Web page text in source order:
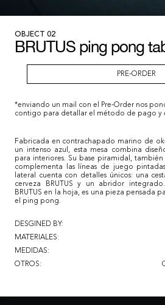
OBJECT 02
BRUTUS ping pong
PRE-ORDER
*enviando un mail con el Pre-Order nos
contigo para detallar el método de pago y
Fabricada en contrachapado marino de
un intenso azul, esta mesa combina
para interiores. Su base piramidal,
complementa las líneas de juego
lateral cuenta con detalles únicos: una
cerveza BRUTUS y un abridor
BRUTUS en la hoja, es una pieza pensada
el ping pong.
DESGINED BY:
MATERIALES:
MEDIDAS:
OTROS: